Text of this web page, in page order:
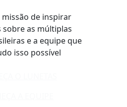
missão de inspirar
sobre as múltiplas
e a equipe que
isso possível